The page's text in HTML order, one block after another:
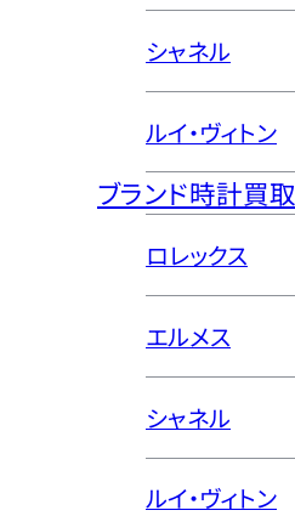
シャネル
ルイ・ヴィトン
ブランド時計買取
ロレックス
エルメス
シャネル
ルイ・ヴィトン